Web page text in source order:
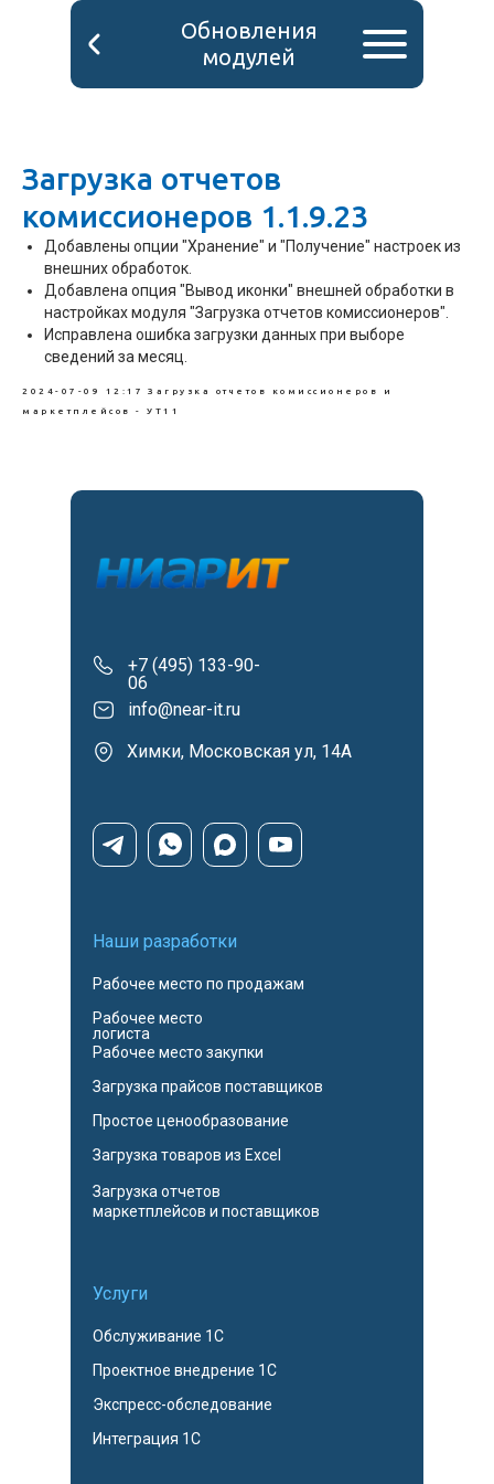
Обновления
модулей
Загрузка отчетов
комиссионеров 1.1.9.23
Добавлены опции "Хранение" и "Получение" настроек из
внешних обработок.
Добавлена опция "Вывод иконки" внешней обработки в
настройках модуля "Загрузка отчетов комиссионеров".
Исправлена ошибка загрузки данных при выборе
сведений за месяц.
2024-07-09 12:17
Загрузка отчетов комиссионеров и
маркетплейсов - УТ11
Наши разработки
Рабочее место по продажам
Рабочее место
логиста
Рабочее место закупки
Загрузка прайсов поставщиков
Простое ценообразование
Загрузка товаров из Excel
Загрузка отчетов
маркетплейсов и поставщиков
Услуги
Обслуживание 1С
Проектное внедрение 1С
Экспресс-обследование
Интеграция 1С
+7 (495) 133-90-
06
info@near-it.ru
Химки, Московская ул, 14А